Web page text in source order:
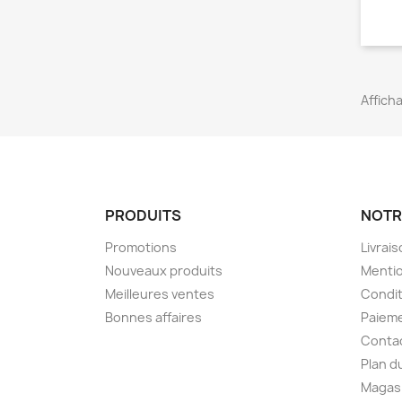
PRODUITS
Promotions
Nouveaux produits
Meilleures ventes
Bonnes affaires
Plan